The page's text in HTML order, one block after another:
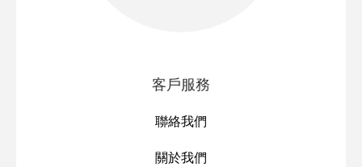
客戶服務
聯絡我們
關於我們